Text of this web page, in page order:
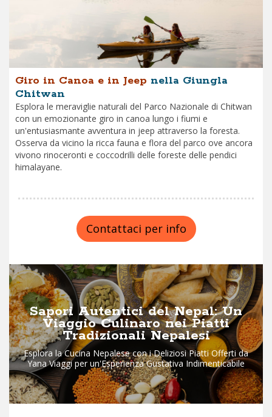
Giro in Canoa e in Jeep nella Giungla
Chitwan
Esplora le meraviglie naturali del Parco Nazionale di Chitwan
con un emozionante giro in canoa lungo i fiumi e
un'entusiasmante avventura in jeep attraverso la foresta.
Osserva da vicino la ricca fauna e flora del parco ove ancora
vivono rinoceronti e coccodrilli delle foreste delle pendici
himalayane.
Contattaci per info
Sapori Autentici del Nepal: Un
Viaggio Culinaro nei Piatti
Tradizionali Nepalesi
Esplora la Cucina Nepalese con i Deliziosi Piatti Offerti da
Yana Viaggi per un'Esperienza Gustativa Indimenticabile